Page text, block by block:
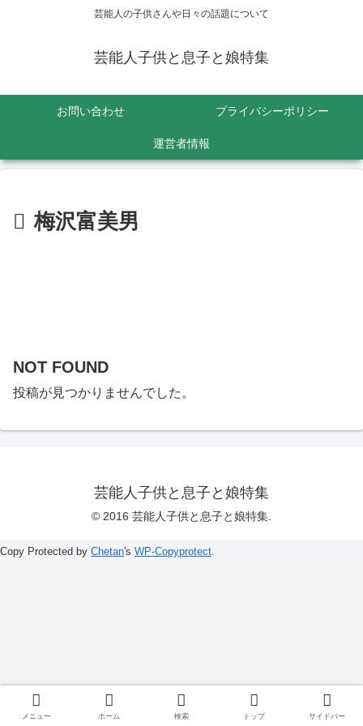
芸能人の子供さんや日々の話題について
芸能人子供と息子と娘特集
お問い合わせ プライバシーポリシー
運営者情報
梅沢富美男
NOT FOUND
投稿が見つかりませんでした。
芸能人子供と息子と娘特集
© 2016 芸能人子供と息子と娘特集.
メニュー ホーム 検索 トップ サイドバー
Copy Protected by Chetan's WP-Copyprotect.